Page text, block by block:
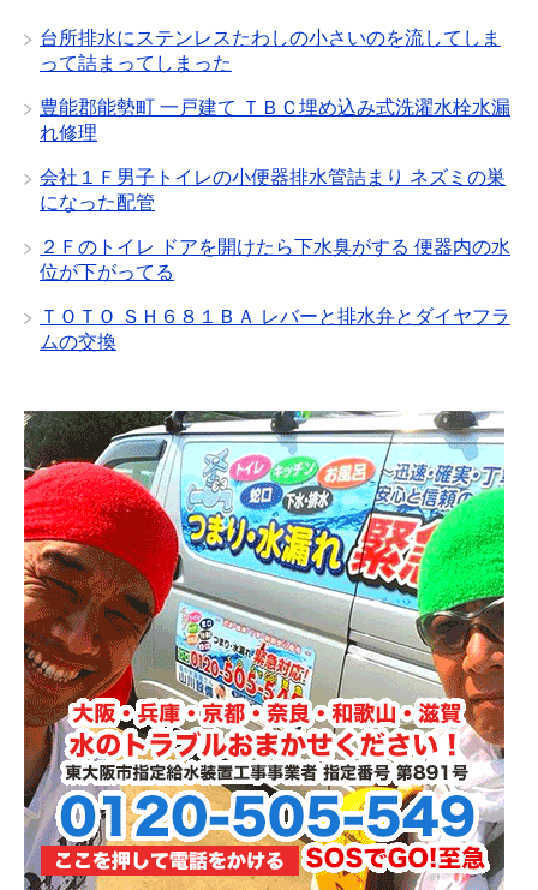
台所排水にステンレスたわしの小さいのを流してしま
って詰まってしまった
豊能郡能勢町 一戸建て ＴＢＣ埋め込み式洗濯水栓水漏
れ修理
会社１Ｆ男子トイレの小便器排水管詰まり ネズミの巣
になった配管
２Ｆのトイレ ドアを開けたら下水臭がする 便器内の水
位が下がってる
ＴＯＴＯ ＳＨ６８１ＢＡ レバーと排水弁とダイヤフラ
ムの交換